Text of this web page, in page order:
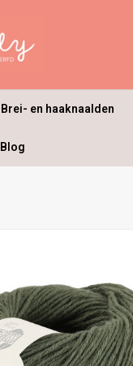
Brei- en haaknaalden
Blog